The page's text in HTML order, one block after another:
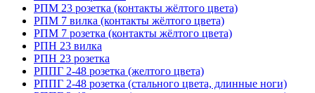
РПМ 23 розетка (контакты жёлтого цвета)
РПМ 7 вилка (контакты жёлтого цвета)
РПМ 7 розетка (контакты жёлтого цвета)
РПН 23 вилка
РПН 23 розетка
РППГ 2-48 розетка (желтого цвета)
РППГ 2-48 розетка (стального цвета, длинные ноги)